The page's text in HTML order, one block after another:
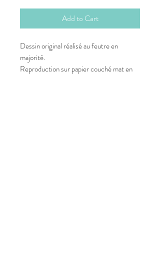
Add to Cart
Dessin original réalisé au feutre en
majorité.
Reproduction sur papier couché mat en